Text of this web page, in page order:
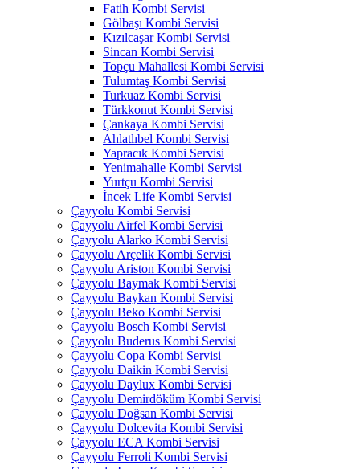
Fatih Kombi Servisi
Gölbaşı Kombi Servisi
Kızılcaşar Kombi Servisi
Sincan Kombi Servisi
Topçu Mahallesi Kombi Servisi
Tulumtaş Kombi Servisi
Turkuaz Kombi Servisi
Türkkonut Kombi Servisi
Çankaya Kombi Servisi
Ahlatlıbel Kombi Servisi
Yapracık Kombi Servisi
Yenimahalle Kombi Servisi
Yurtçu Kombi Servisi
İncek Life Kombi Servisi
Çayyolu Kombi Servisi
Çayyolu Airfel Kombi Servisi
Çayyolu Alarko Kombi Servisi
Çayyolu Arçelik Kombi Servisi
Çayyolu Ariston Kombi Servisi
Çayyolu Baymak Kombi Servisi
Çayyolu Baykan Kombi Servisi
Çayyolu Beko Kombi Servisi
Çayyolu Bosch Kombi Servisi
Çayyolu Buderus Kombi Servisi
Çayyolu Copa Kombi Servisi
Çayyolu Daikin Kombi Servisi
Çayyolu Daylux Kombi Servisi
Çayyolu Demirdöküm Kombi Servisi
Çayyolu Doğsan Kombi Servisi
Çayyolu Dolcevita Kombi Servisi
Çayyolu ECA Kombi Servisi
Çayyolu Ferroli Kombi Servisi